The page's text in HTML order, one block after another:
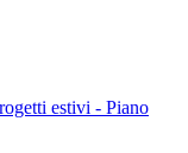
estivi - Piano